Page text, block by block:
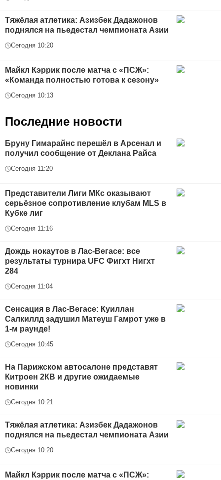
Тяжёлая атлетика: Азизбек Дадажонов
поднялся на пьедестал чемпионата Азии
Сегодня 10:20
Майкл Кэррик после матча с «ПСЖ»:
«Команда полностью готова к сезону»
Сегодня 10:13
Последние новости
Бруну Гимарайнс перешёл в Арсенал и
получил сообщение от Деклана Райса
Сегодня 11:20
Представители Лиги МКс оказывают
серьёзное сопротивление клубам MLS в
Кубке лиг
Сегодня 11:16
Дождь нокаутов в Лас-Вегасе: все
результаты турнира UFC Фигхт Нигхт
284
Сегодня 11:04
Сенсация в Лас-Вегасе: Куиллан
Салкиллд задушил Матеуш Гамрот уже в
1-м раунде!
Сегодня 10:45
На Парижском автосалоне представят
Китроен 2КВ и другие ожидаемые
новинки
Сегодня 10:21
Тяжёлая атлетика: Азизбек Дадажонов
поднялся на пьедестал чемпионата Азии
Сегодня 10:20
Майкл Кэррик после матча с «ПСЖ»: